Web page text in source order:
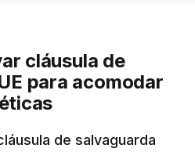
ativar
cláusula de
para acomodar
de salvaguarda